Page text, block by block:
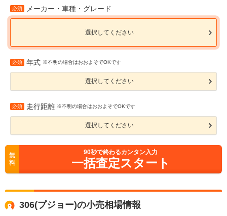
必須 メーカー・車種・グレード
選択してください
必須 年式 ※不明の場合はおおよそでOKです
選択してください
必須 走行距離 ※不明の場合はおおよそでOKです
選択してください
無
料
90秒で終わるカンタン入力
一括査定スタート
306(プジョー)の小売相場情報